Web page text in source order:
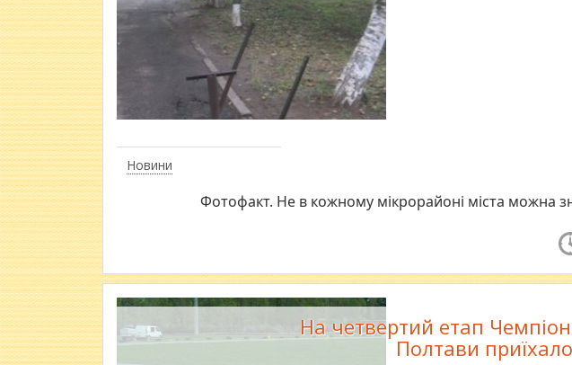
Новини
Фотофакт. Не в кожному мікрорайоні міста можна
На четвертий етап
Полтави